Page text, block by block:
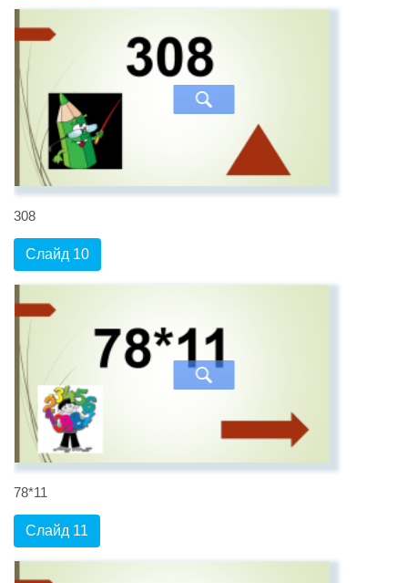
308
Слайд 10
78*11
Слайд 11